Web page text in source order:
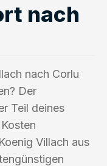
nach
nach Corlu
Der
Teil deines
Villach aus